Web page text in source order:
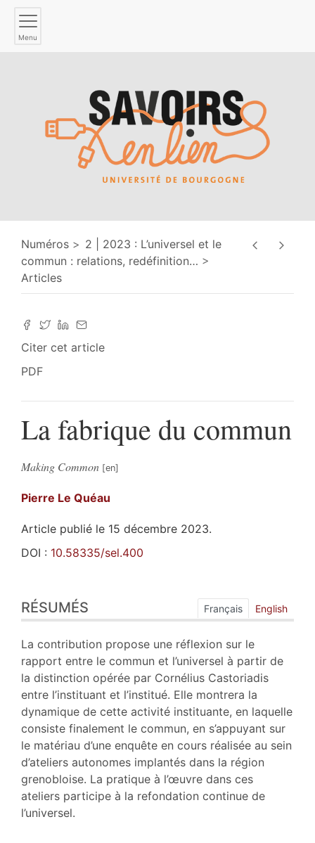
Menu
Numéros
2 | 2023 : L’universel et le
commun : relations, redéfinition…
Articles
Citer cet article
PDF
La fabrique du commun
Making Common
Pierre Le Quéau
Article publié le 15 décembre 2023.
DOI : 10.58335/sel.400
Index
Plan
Texte
Notes
Citer cet article
Auteur
RÉSUMÉS Français English
La contribution propose une réflexion sur le
rapport entre le commun et l’universel à partir de
la distinction opérée par Cornélius Castoriadis
entre l’instituant et l’institué. Elle montrera la
dynamique de cette activité instituante, en laquelle
consiste finalement le commun, en s’appuyant sur
le matériau d’une enquête en cours réalisée au sein
d’ateliers autonomes implantés dans la région
grenobloise. La pratique à l’œuvre dans ces
ateliers participe à la refondation continue de
l’universel.